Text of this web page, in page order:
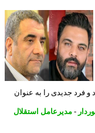
او داد و فرد جدیدی را به عنوان
-مدیرعامل استقلال